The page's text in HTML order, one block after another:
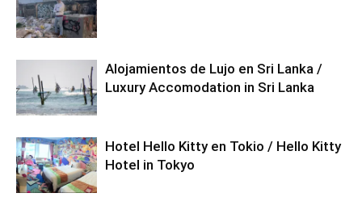
Alojamientos de Lujo en Sri Lanka /
Luxury Accomodation in Sri Lanka
Hotel Hello Kitty en Tokio / Hello Kitty
Hotel in Tokyo